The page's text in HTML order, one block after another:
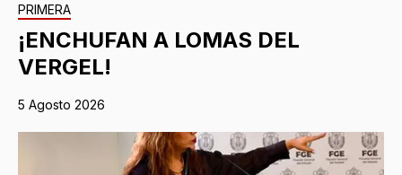
PRIMERA
¡ENCHUFAN A LOMAS DEL
VERGEL!
5 Agosto 2026